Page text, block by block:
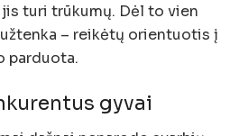
turi trūkumų. Dėl to vien
– reikėtų orientuotis į
parduota.
gyvai